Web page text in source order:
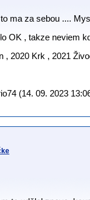
ma za sebou ....
OK , takze neviem
, 2020 Krk , 2021
(14. 09. 2023